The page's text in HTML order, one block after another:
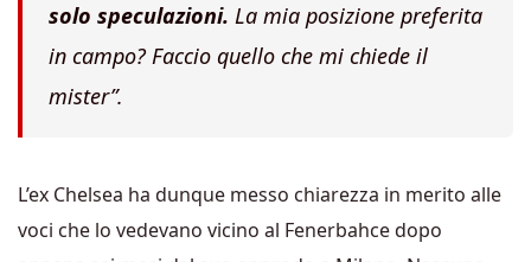
solo speculazioni. La mia posizione preferita
in campo? Faccio quello che mi chiede il
mister”.
L’ex Chelsea ha dunque messo chiarezza in merito alle
voci che lo vedevano vicino al Fenerbahce dopo